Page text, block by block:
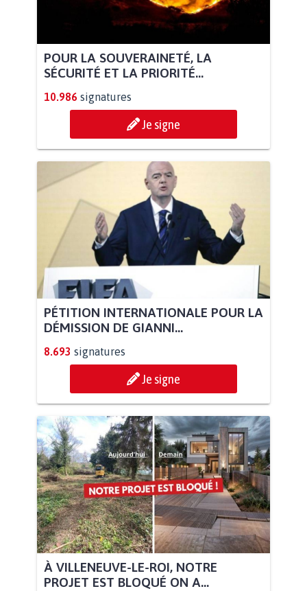
POUR LA SOUVERAINETÉ, LA
SÉCURITÉ ET LA PRIORITÉ...
10.986 signatures
Je signe
PÉTITION INTERNATIONALE POUR LA
DÉMISSION DE GIANNI...
8.693 signatures
Je signe
À VILLENEUVE-LE-ROI, NOTRE
PROJET EST BLOQUÉ ON A...